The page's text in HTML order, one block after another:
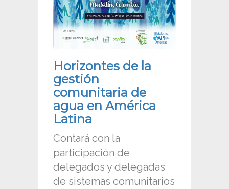
Horizontes de la
gestión
comunitaria de
agua en América
Latina
Contará con la
participación de
delegados y delegadas
de sistemas comunitarios